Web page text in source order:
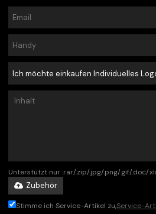
Unterstützt nur .rar/.zip/.jpg/.png/.gif/.doc/
Zubehör
Stimme ich Service-Artikel zu,Service-